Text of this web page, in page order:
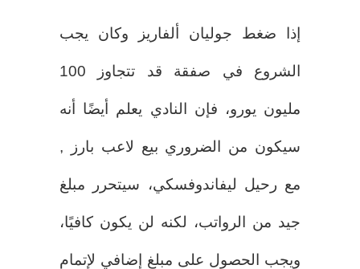
إذا ضغط جوليان ألفاريز وكان يجب
الشروع في صفقة قد تتجاوز 100
مليون يورو، فإن النادي يعلم أيضًا أنه
سيكون من الضروري بيع لاعب بارز ,
مع رحيل ليفاندوفسكي، سيتحرر مبلغ
جيد من الرواتب، لكنه لن يكون كافيًا،
ويجب الحصول على مبلغ إضافي لإتمام